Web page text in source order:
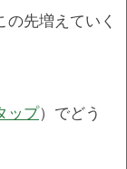
先増えていく
ップ）でどう